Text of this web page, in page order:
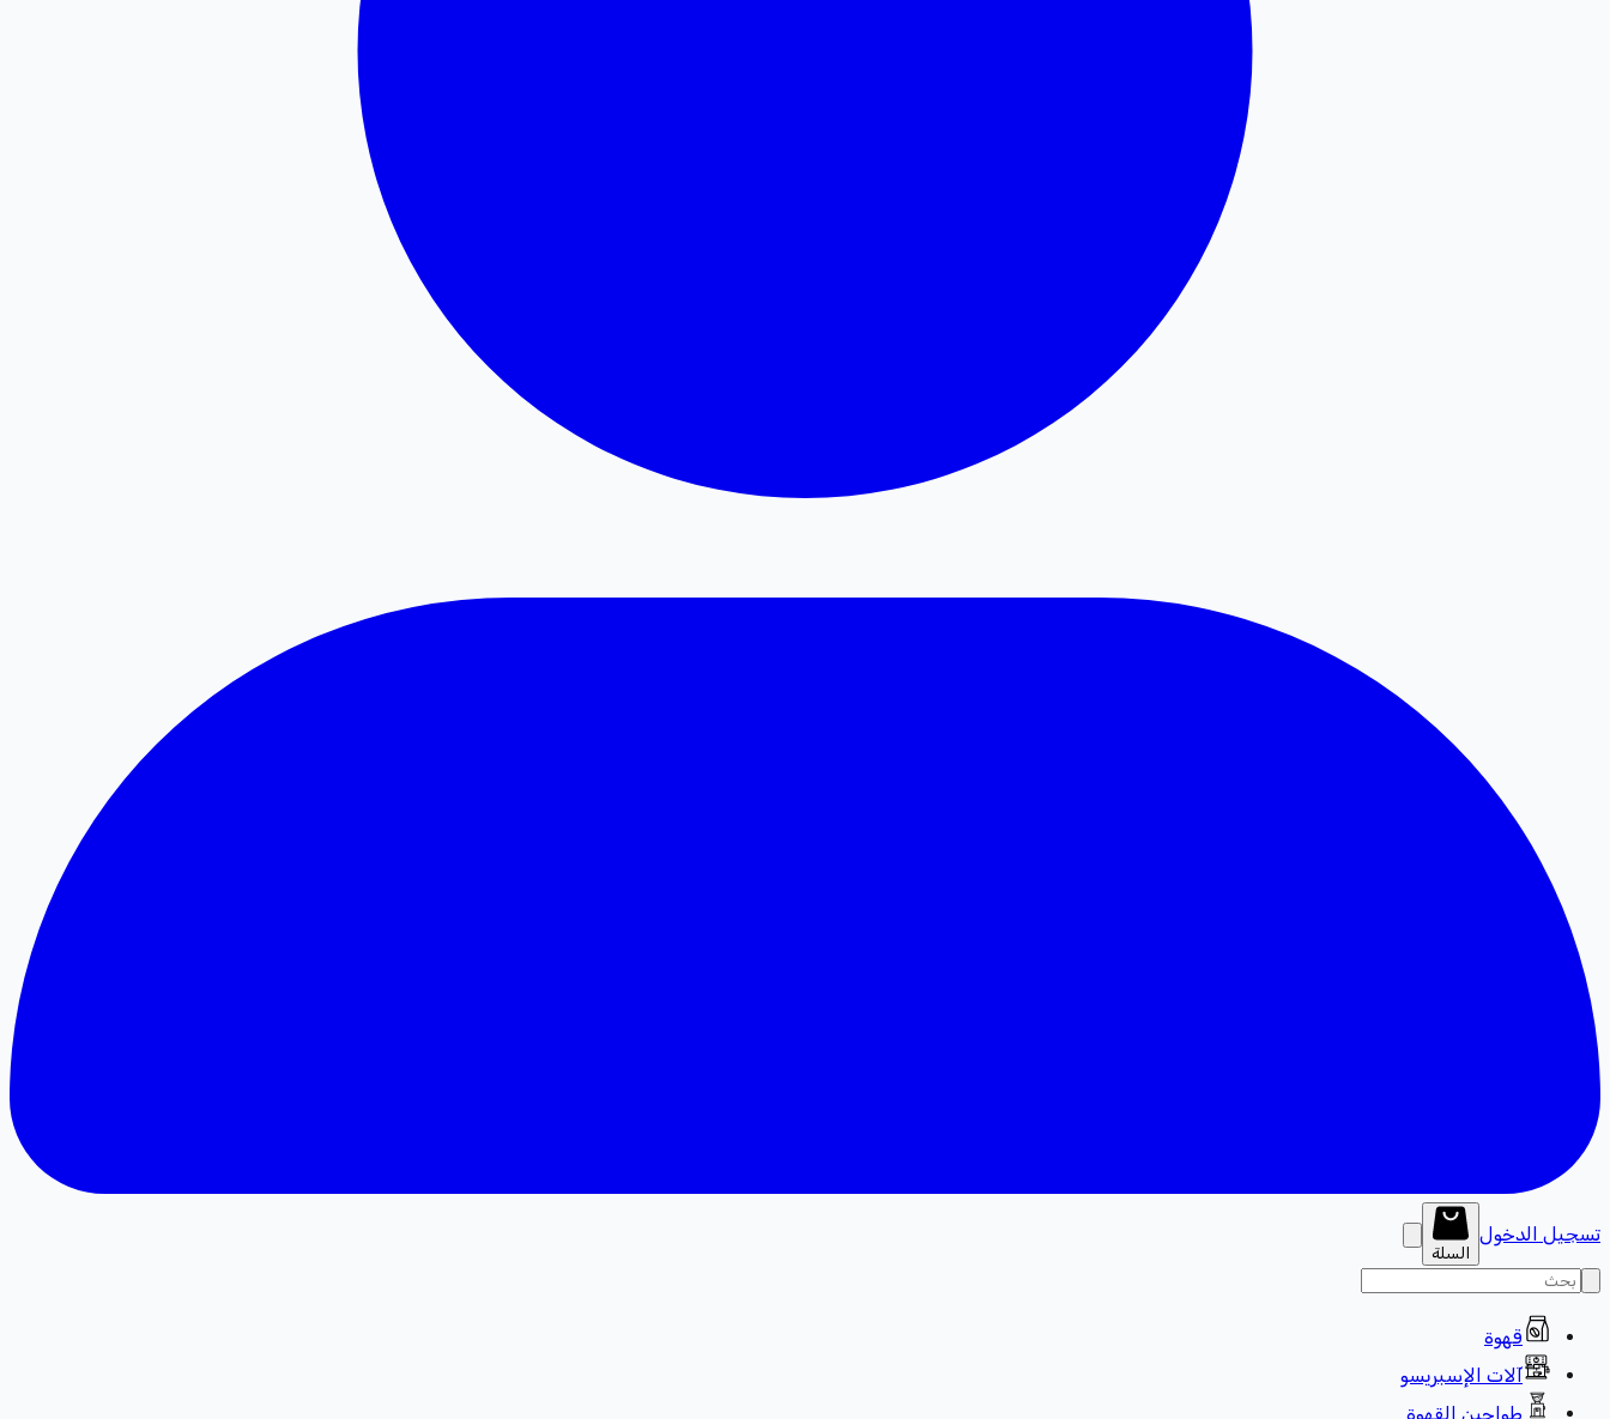
تسجيل الدخول
السلة
قهوة
آلات الإسبريسو
طواحين القهوة